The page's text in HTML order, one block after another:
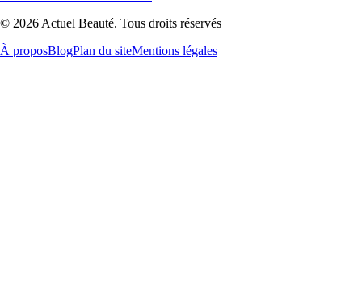
© 2026 Actuel Beauté. Tous droits réservés
À proposBlogPlan du siteMentions légales